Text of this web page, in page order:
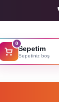
0
Sepetim
Sepetiniz boş